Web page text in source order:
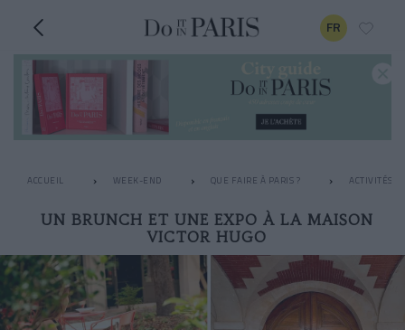
FR
ACCUEIL WEEK-END QUE FAIRE À PARIS ? ACTIVITÉS
UN BRUNCH ET UNE EXPO À LA MAISON
VICTOR HUGO